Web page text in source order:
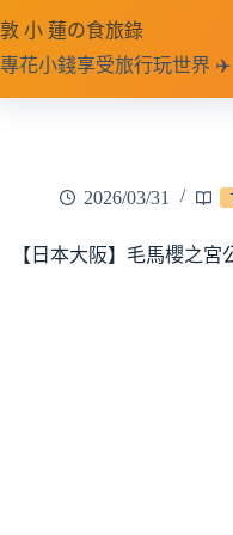
至
主
要
敦 小 蓮の食旅錄
專花小錢享受旅行玩世界 ✈️
2026/03/31
【日本大阪】毛馬櫻之